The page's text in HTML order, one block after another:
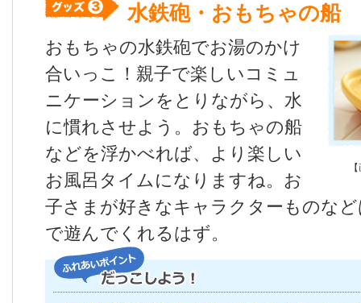
水鉄砲・おもちゃの船
おもちゃの水鉄砲でお湯のかけ
合いっこ！親子で楽しいコミュ
ニケーションをとりながら、水
に慣れさせよう。おもちゃの船
などを浮かべれば、より楽しい
お風呂タイムになりますね。お
子さまが好きなキャラクターものな
で遊んでくれるはず。